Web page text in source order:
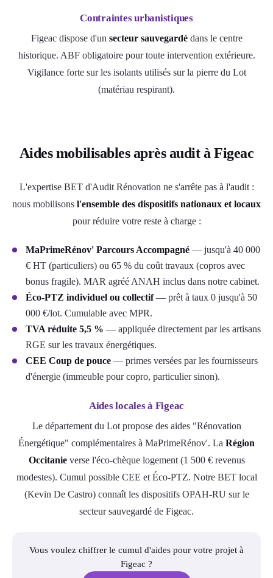
Contraintes urbanistiques
Figeac dispose d'un secteur sauvegardédans le centre
historique. ABF obligatoire pour toute intervention extérieure.
Vigilance forte sur les isolants utilisés sur la pierre du Lot
(matériau respirant).
Aides mobilisables après audit à Figeac
L'expertise BET d'Audit Rénovation ne s'arrête pas à l'audit :
nous mobilisons l'ensemble des dispositifs nationaux et locaux
pour réduire votre reste à charge :
MaPrimeRénov' Parcours Accompagné — jusqu'à 40 000
€ HT (particuliers) ou 65 % du coût travaux (copros avec
bonus fragile). MAR agréé ANAH inclus dans notre cabinet.
Éco-PTZ individuel ou collectif— prêt à taux 0 jusqu'à 50
000 €/lot. Cumulable avec MPR.
TVA réduite 5,5 % — appliquée directement par les artisans
RGE sur les travaux énergétiques.
CEE Coup de pouce — primes versées par les fournisseurs
d'énergie (immeuble pour copro, particulier sinon).
Aides locales à Figeac
Le département du Lot propose des aides "Rénovation
Énergétique" complémentaires à MaPrimeRénov'. La Région
Occitanieverse l'éco-chèque logement (1 500 € revenus
modestes). Cumul possible CEE et Éco-PTZ. Notre BET local
(Kevin De Castro) connaît les dispositifs OPAH-RU sur le
secteur sauvegardé de Figeac.
Vous voulez chiffrer le cumul d'aides pour votre projet à
Figeac ?